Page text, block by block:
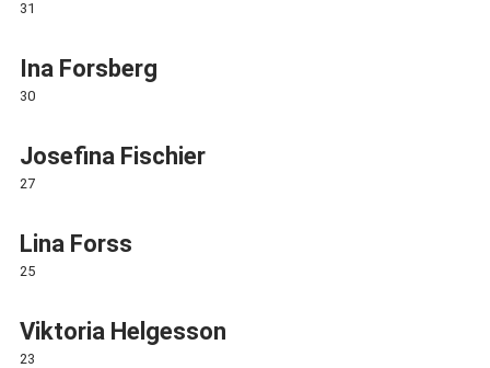
31
Ina Forsberg
30
Josefina Fischier
27
Lina Forss
25
Viktoria Helgesson
23